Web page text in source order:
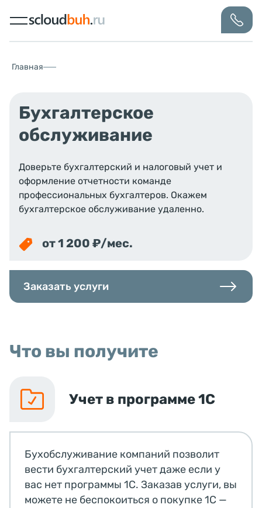
Главная
Бухгалтерское
обслуживание
Доверьте бухгалтерский и налоговый учет и
оформление отчетности команде
профессиональных бухгалтеров. Окажем
бухгалтерское обслуживание удаленно.
от 1 200 ₽/мес.
Заказать услуги
Что вы получите
Учет в программе 1С
Бухобслуживание компаний позволит
вести бухгалтерский учет даже если у
вас нет программы 1С. Заказав услуги, вы
можете не беспокоиться о покупке 1С —